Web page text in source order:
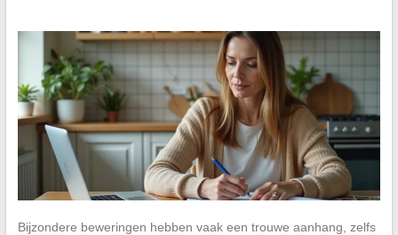
Bijzondere beweringen hebben vaak een trouwe aanhang, zelfs